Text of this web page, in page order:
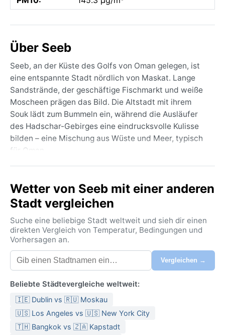
Über Seeb
Seeb, an der Küste des Golfs von Oman gelegen, ist
eine entspannte Stadt nördlich von Maskat. Lange
Sandstrände, der geschäftige Fischmarkt und weiße
Moscheen prägen das Bild. Die Altstadt mit ihrem
Souk lädt zum Bummeln ein, während die Ausläufer
des Hadschar-Gebirges eine eindrucksvolle Kulisse
bilden – eine Mischung aus Wüste und Meer, typisch
für Oman.
Das Klima ist heißes Wüstenklima (Köppen BWh). Die
Durchschnittstemperaturen um 40 °C, die durch die
hohe Luftfeuchtigkeit noch drückender wirken. Die
Winter sind mild und angenehm, mit Werten um 20–25
°C. Regen fällt selten, meist als kurze Schauer im
Winter. Gepackt wird leichte Baumwollkleidung,
Sonnenschutz und ein Hut; für die Abende im Winter
reicht eine dünne Jacke. Die Luftfeuchtigkeit ist
es angenehm kühl ist. Im Sommer ist es fast
unerträglich heiß und schwül. Bemerkenswerte
Wetterphänomene: Der Schamal-Wind bringt
Wetter von Seeb mit einer anderen
Stadt vergleichen
Suche eine beliebige Stadt weltweit und sieh dir einen
direkten Vergleich von Temperatur, Bedingungen und
Vorhersagen an.
Vergleichen →
Beliebte Städtevergleiche weltweit:
🇮🇪 Dublin vs 🇷🇺 Moskau
🇺🇸 Los Angeles vs 🇺🇸 New York City
🇹🇭 Bangkok vs 🇿🇦 Kapstadt